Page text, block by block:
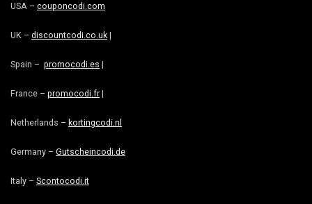
USA – couponcodi.com
UK – discountcodi.co.uk |
Spain – promocodi.es |
France – promocodi.fr |
Netherlands – kortingcodi.nl
Germany – Gutscheincodi.de
Italy – Scontocodi.it